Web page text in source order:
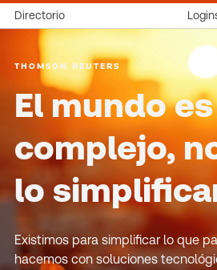
Directorio
THOMSON REUTERS
El mundo es
complejo,
lo
Existimos para simplificar lo que
hacemos con soluciones